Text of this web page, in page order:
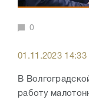
0
01.11.2023 14:33
В
работу